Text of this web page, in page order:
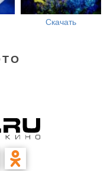
Скачать